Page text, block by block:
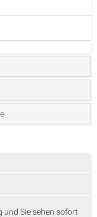
Ihr Logo:
und Sie sehen sofort